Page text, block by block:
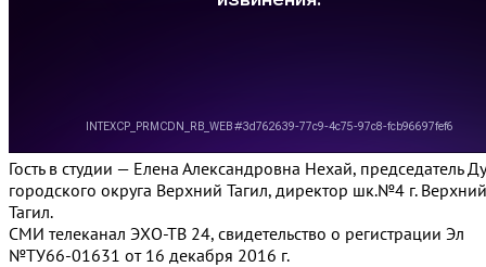
Гость в студии — Елена Александровна Нехай, председатель
городского округа Верхний Тагил, директор шк.№4 г. Верхний
Тагил.
СМИ телеканал ЭХО-ТВ 24, свидетельство о регистрации Эл
№ТУ66-01631 от 16 декабря 2016 г.